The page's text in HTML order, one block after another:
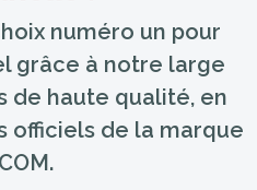
numéro un pour
grâce à notre large
de haute qualité, en
officiels de la marque